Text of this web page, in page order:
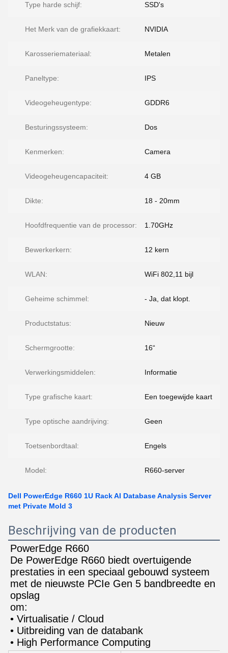
Type harde schijf: SSD's
Het Merk van de grafiekkaart: NVIDIA
Karosseriemateriaal: Metalen
Paneltype: IPS
Videogeheugentype: GDDR6
Besturingssysteem: Dos
Kenmerken: Camera
Videogeheugencapaciteit: 4 GB
Dikte: 18 - 20mm
Hoofdfrequentie van de processor: 1.70GHz
Bewerkerkern: 12 kern
WLAN: WiFi 802,11 bijl
Geheime schimmel: - Ja, dat klopt.
Productstatus: Nieuw
Schermgrootte: 16“
Verwerkingsmiddelen: Informatie
Type grafische kaart: Een toegewijde kaart
Type optische aandrijving: Geen
Toetsenbordtaal: Engels
Model: R660-server
Dell PowerEdge R660 1U Rack AI Database Analysis Server
met Private Mold 3
Beschrijving van de producten
PowerEdge R660
De PowerEdge R660 biedt overtuigende
prestaties in een speciaal gebouwd systeem
met de nieuwste PCIe Gen 5 bandbreedte en
opslag
om:
• Virtualisatie / Cloud
• Uitbreiding van de databank
• High Performance Computing